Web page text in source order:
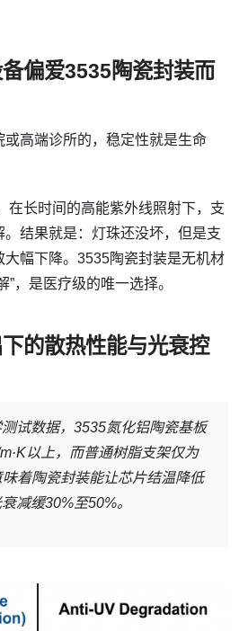
偏爱3535陶瓷封装而
高端诊所的，稳定性就是生命
在长时间的高能紫外线照射下，支
结果就是：灯珠还没坏，但是支
幅下降。3535陶瓷封装是无机材
，是医疗级的唯一选择。
的散热性能与光衰控
试数据，3535氮化铝陶瓷基板
以上，而普通树脂支架仅为
味着陶瓷封装能让芯片结温降低
减缓30%至50%。